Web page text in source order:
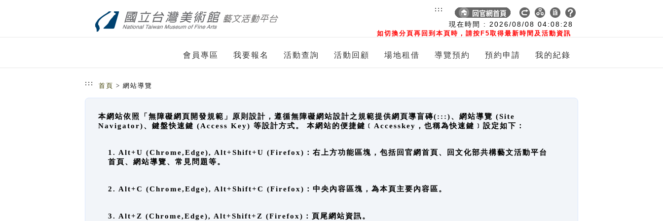
現在時間 : 2026/08/08 04:08:29
如切換分頁再回到本頁時，請按F5取得最新時間及活動資訊
:::
會員專區 我要報名 活動查詢 活動回顧 場地租借 導覽預約 預約申請 我的紀錄
::: 首頁 > 網站導覽
本網站依照「無障礙網頁開發規範」原則設計，遵循無障礙網站設計之規範提供網頁導盲磚(:::)、網站導覽 (Site
Navigator)、鍵盤快速鍵 (Access Key) 等設計方式。 本網站的便捷鍵﹝Accesskey，也稱為快速鍵﹞設定如下：
1. Alt+U (Chrome,Edge), Alt+Shift+U (Firefox)：右上方功能區塊，包括回官網首頁、回文化部共構藝文活動平台
首頁、網站導覽、常見問題等。
2. Alt+C (Chrome,Edge), Alt+Shift+C (Firefox)：中央內容區塊，為本頁主要內容區。
3. Alt+Z (Chrome,Edge), Alt+Shift+Z (Firefox)：頁尾網站資訊。